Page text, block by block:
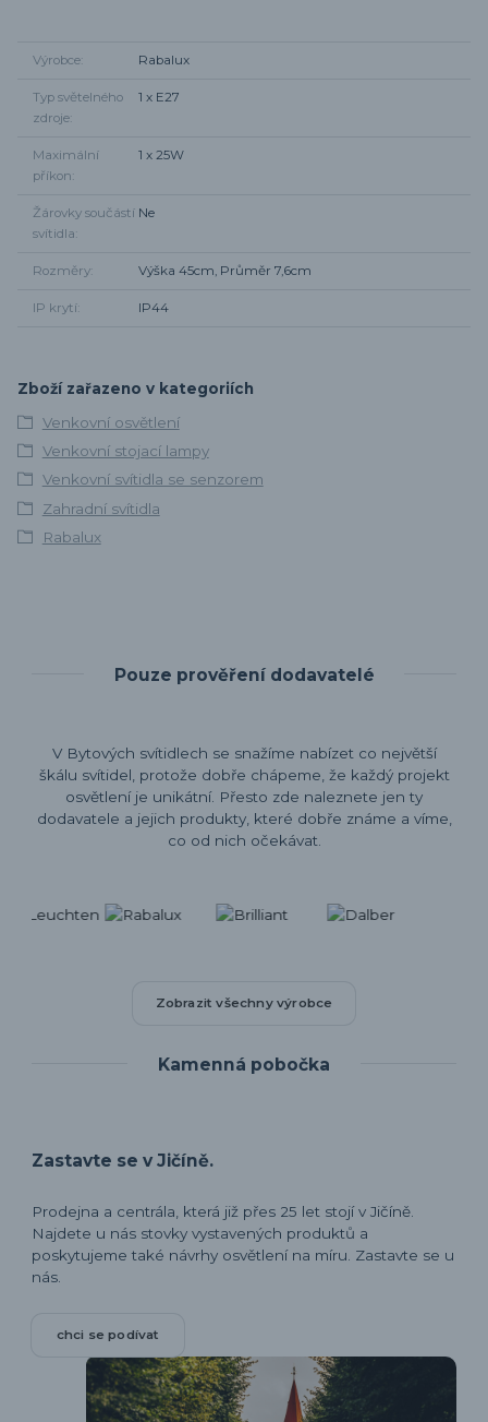
Výrobce Rabalux
Typ světelného
zdroje
1 x E27
Maximální
příkon
1 x 25W
Žárovky součástí
svítidla
Ne
Rozměry Výška 45cm, Průměr 7,6cm
IP krytí IP44
Zboží zařazeno v kategoriích
Venkovní osvětlení
Venkovní stojací lampy
Venkovní svítidla se senzorem
Zahradní svítidla
Rabalux
Pouze prověření dodavatelé
V Bytových svítidlech se snažíme nabízet co největší
škálu svítidel, protože dobře chápeme, že každý projekt
osvětlení je unikátní. Přesto zde naleznete jen ty
dodavatele a jejich produkty, které dobře známe a víme,
co od nich očekávat.
Zobrazit všechny výrobce
Kamenná pobočka
Zastavte se v Jičíně.
Prodejna a centrála, která již přes 25 let stojí v Jičíně.
Najdete u nás stovky vystavených produktů a
poskytujeme také návrhy osvětlení na míru. Zastavte se u
nás.
chci se podívat